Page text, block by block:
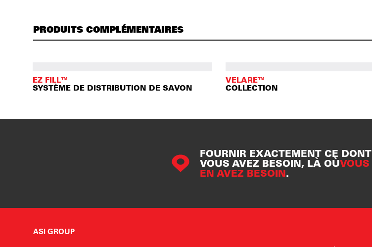
PRODUITS COMPLÉMENTAIRES
EZ FILL™
SYSTÈME DE DISTRIBUTION DE SAVON
VELARE™
COLLECTION
FOURNIR EXACTEMENT CE DONT
VOUS AVEZ BESOIN, LÀ OÙVOUS
EN AVEZ BESOIN.
ASI GROUP